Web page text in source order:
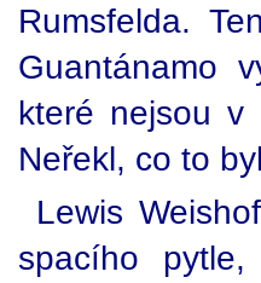
Rumsfelda.
Guantánamo
které nejsou v
Neřekl, co to
Lewis
spacího